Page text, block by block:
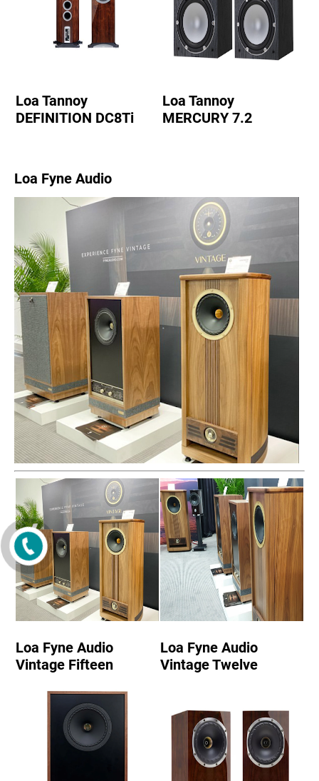
Loa Tannoy
DEFINITION DC8Ti
Loa Tannoy
MERCURY 7.2
Loa Fyne Audio
Loa Fyne Audio
Vintage Fifteen
Loa Fyne Audio
Vintage Twelve